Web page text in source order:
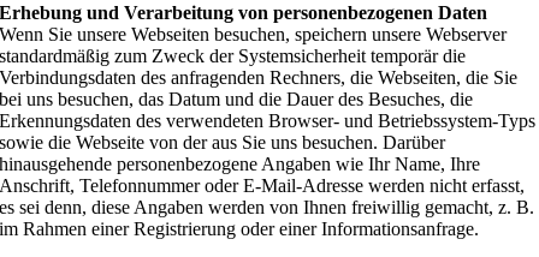
Erhebung und Verarbeitung von personenbezogenen Daten
Wenn Sie unsere Webseiten besuchen, speichern unsere Webserver
standardmäßig zum Zweck der Systemsicherheit temporär die
Verbindungsdaten des anfragenden Rechners, die Webseiten, die Sie
bei uns besuchen, das Datum und die Dauer des Besuches, die
Erkennungsdaten des verwendeten Browser- und Betriebssystem-Typs
sowie die Webseite von der aus Sie uns besuchen. Darüber
hinausgehende personenbezogene Angaben wie Ihr Name, Ihre
Anschrift, Telefonnummer oder E-Mail-Adresse werden nicht erfasst,
es sei denn, diese Angaben werden von Ihnen freiwillig gemacht, z. B.
im Rahmen einer Registrierung oder einer Informationsanfrage.